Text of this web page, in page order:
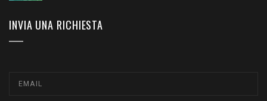
INVIA UNA RICHIESTA